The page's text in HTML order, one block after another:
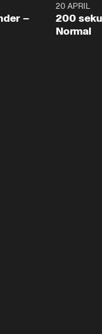
4:23
–
20 APRIL
200
Normal